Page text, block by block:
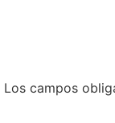
Los campos